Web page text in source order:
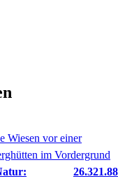
26.321.88